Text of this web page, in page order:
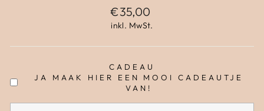
Normaler
Preis
€35,00
inkl. MwSt.
CADEAU
JA MAAK HIER EEN MOOI CADEAUTJE
VAN!